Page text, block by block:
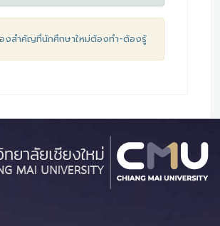
งสำคัญที่นักศึกษาใหม่ต้องทำ-ต้องรู้